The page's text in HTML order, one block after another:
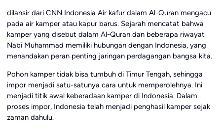
dilansir dari CNN Indonesia Air kafur dalam Al-Quran mengacu
pada air kamper atau kapur barus. Sejarah mencatat bahwa
kamper yang disebut dalam Al-Quran dan beberapa riwayat
Nabi Muhammad memiliki hubungan dengan Indonesia, yang
menandakan peran penting jaringan perdagangan bangsa kita.
Pohon kamper tidak bisa tumbuh di Timur Tengah, sehingga
impor menjadi satu-satunya cara untuk memperolehnya. Ini
menjadi titik awal keberadaan kamper di Indonesia. Dalam
proses impor, Indonesia telah menjadi penghasil kamper sejak
zaman dahulu.